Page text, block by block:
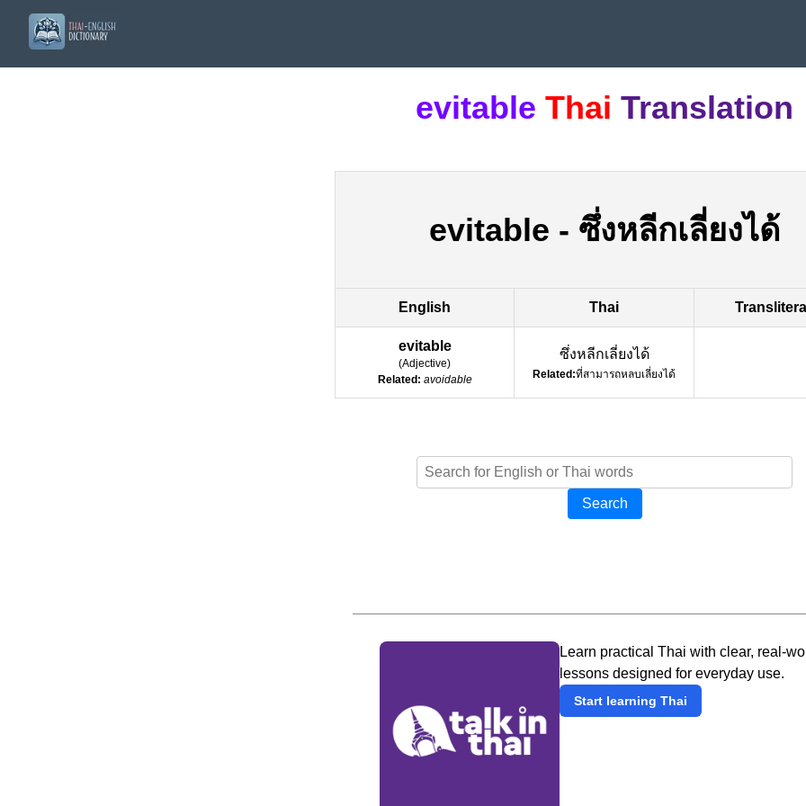
evitable Thai Translation
evitable - ซึ่งหลีกเลี่ยงได้
English Thai
evitable
(Adjective)
Related: avoidable
ซึ่งหลีกเลี่ยงได้
Related:ที่สามารถหลบเลี่ยงได้
Search
Learn practical Thai with clear, real-
lessons designed for everyday use.
Start learning Thai